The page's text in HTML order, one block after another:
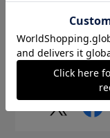
お友達のもうすぐ1
いて、お母さんに